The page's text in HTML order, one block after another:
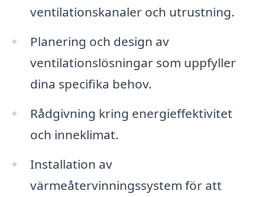
ventilationskanaler och utrustning.
Planering och design av
ventilationslösningar som uppfyller
dina specifika behov.
Rådgivning kring energieffektivitet
och inneklimat.
Installation av
värmeåtervinningssystem för att